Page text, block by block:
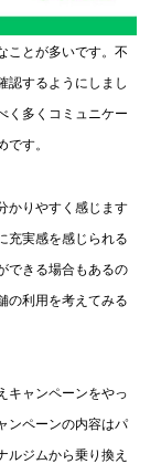
ことが多いです。不
認するようにしまし
く多くコミュニケー
す。
かりやすく感じます
充実感を感じられる
できる場合もあるの
の利用を考えてみる
キャンペーンをやっ
ンペーンの内容はパ
ルジムから乗り換え